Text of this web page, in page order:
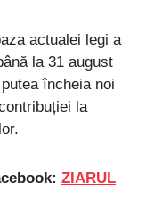
actualei legi a
la 31 august
încheia noi
la
ZIARUL